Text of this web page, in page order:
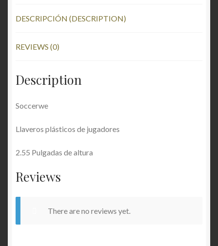
DESCRIPCIÓN (DESCRIPTION)
REVIEWS (0)
Description
Soccerwe
Llaveros plásticos de jugadores
2.55 Pulgadas de altura
Reviews
There are no reviews yet.